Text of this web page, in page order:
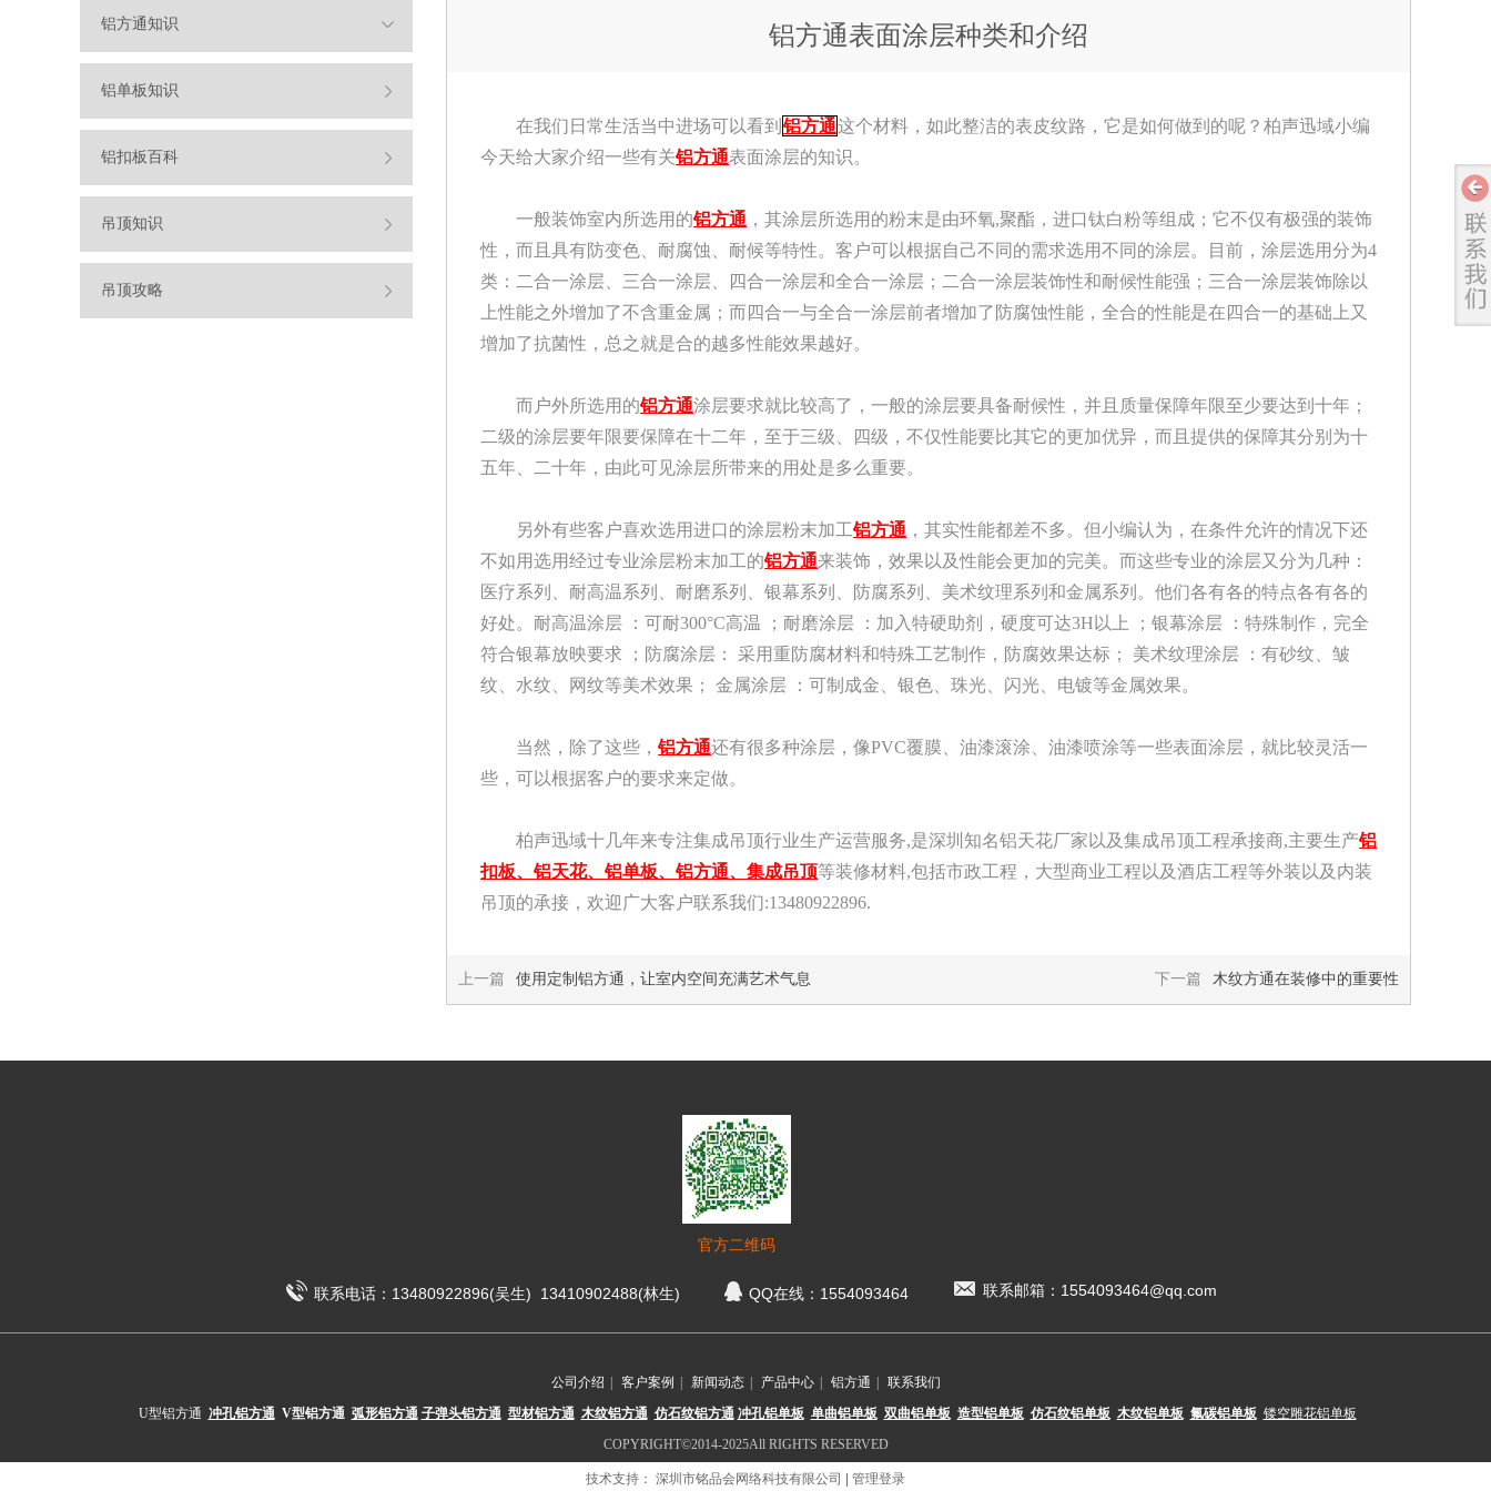
铝方通知识
铝单板知识
铝扣板百科
吊顶知识
吊顶攻略
铝方通表面涂层种类和介绍
在我们日常生活当中进场可以看到 铝方通这个材料，如此整洁的表皮纹路，它是如何做到的呢？柏声迅域小编
今天给大家介绍一些有关铝方通表面涂层的知识。
一般装饰室内所选用的铝方通 ，其涂层所选用的粉末是由环氧,聚酯，进口钛白粉等组成；它不仅有极强的装饰
性，而且具有防变色、耐腐蚀、耐候等特性。客户可以根据自己不同的需求选用不同的涂层。目前，涂层选用分为4
类：二合一涂层、三合一涂层、四合一涂层和全合一涂层；二合一涂层装饰性和耐候性能强；三合一涂层装饰除以
上性能之外增加了不含重金属；而四合一与全合一涂层前者增加了防腐蚀性能，全合的性能是在四合一的基础上又
增加了抗菌性，总之就是合的越多性能效果越好。
而户外所选用的铝方通涂层要求就比较高了，一般的涂层要具备耐候性，并且质量保障年限至少要达到十年；
二级的涂层要年限要保障在十二年，至于三级、四级，不仅性能要比其它的更加优异，而且提供的保障其分别为十
五年、二十年，由此可见涂层所带来的用处是多么重要。
另外有些客户喜欢选用进口的涂层粉末加工铝方通 ，其实性能都差不多。但小编认为，在条件允许的情况下还
不如用选用经过专业涂层粉末加工的铝方通来装饰，效果以及性能会更加的完美。而这些专业的涂层又分为几种：
医疗系列、耐高温系列、耐磨系列、银幕系列、防腐系列、美术纹理系列和金属系列。他们各有各的特点各有各的
好处。耐高温涂层 ：可耐300°C高温 ；耐磨涂层 ：加入特硬助剂，硬度可达3H以上 ；银幕涂层 ：特殊制作，完全
符合银幕放映要求 ；防腐涂层： 采用重防腐材料和特殊工艺制作，防腐效果达标； 美术纹理涂层 ：有砂纹、皱
纹、水纹、网纹等美术效果； 金属涂层 ：可制成金、银色、珠光、闪光、电镀等金属效果。
当然，除了这些，铝方通还有很多种涂层，像PVC覆膜、油漆滚涂、油漆喷涂等一些表面涂层，就比较灵活一
些，可以根据客户的要求来定做。
柏声迅域十几年来专注集成吊顶行业生产运营服务,是深圳知名铝天花厂家以及集成吊顶工程承接商,主要生产铝
扣板、铝天花、铝单板、铝方通、集成吊顶等装修材料,包括市政工程，大型商业工程以及酒店工程等外装以及内装
吊顶的承接，欢迎广大客户联系我们:13480922896.
上一篇 使用定制铝方通，让室内空间充满艺术气息 下一篇 木纹方通在装修中的重要性
官方二维码
联系电话：13480922896(吴生) 13410902488(林生) QQ在线：1554093464 联系邮箱：1554093464@qq.com
公司介绍 客户案例 新闻动态 产品中心 铝方通
联系我们
U型铝方通 冲孔铝方通 V型铝方通 弧形铝方通 子弹头铝方通 型材铝方通 木纹铝方通 仿石纹铝方通 冲孔铝单板 单曲铝单板 双曲铝单板 造型铝单板 仿石纹铝单板 木纹铝单板 氟碳铝单板 镂空雕花铝单板
COPYRIGHT©2014-2025All RIGHTS RESERVED
技术支持： 深圳市铭品会网络科技有限公司 管理登录